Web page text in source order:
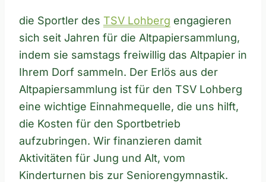
die Sportler des TSV Lohberg engagieren
sich seit Jahren für die Altpapiersammlung,
indem sie samstags freiwillig das Altpapier in
Ihrem Dorf sammeln. Der Erlös aus der
Altpapiersammlung ist für den TSV Lohberg
eine wichtige Einnahmequelle, die uns hilft,
die Kosten für den Sportbetrieb
aufzubringen. Wir finanzieren damit
Aktivitäten für Jung und Alt, vom
Kinderturnen bis zur Seniorengymnastik.